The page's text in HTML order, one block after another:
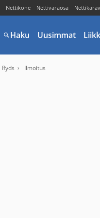
Nettikone Nettivaraosa
Haku Uusimmat
Ryds Ilmoitus